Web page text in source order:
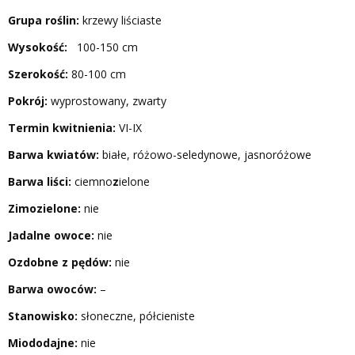
Grupa roślin: krzewy liściaste
Wysokość: 100-150 cm
Szerokość: 80-100 cm
Pokrój: wyprostowany, zwarty
Termin kwitnienia: VI-IX
Barwa kwiatów: białe, różowo-seledynowe, jasnoróżowe
Barwa liści: ciemnozielone
Zimozielone: nie
Jadalne owoce: nie
Ozdobne z pędów: nie
Barwa owoców: –
Stanowisko: słoneczne, półcieniste
Miododajne: nie